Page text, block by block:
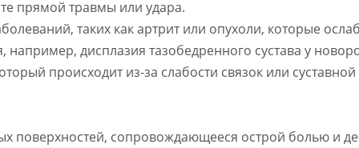
прямой травмы или удара.
таких как артрит или опухоли, которые
дисплазия тазобедренного сустава у
происходит из-за слабости связок или
поверхностей, сопровождающееся острой болью и